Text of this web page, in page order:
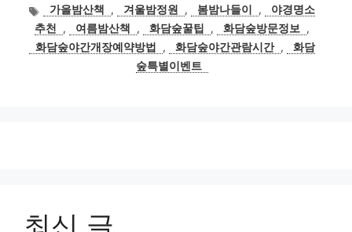
태
그
가을밤산책 , 겨울밤정원 , 봄밤나들이 ,
야경명소
추천
, 여름밤산책 , 화담숲꿀팁 , 화담숲방문정보
,
화담숲야간개장예약방법
, 화담숲야간관람시간 ,
화담
숲특별이벤트
최신 글